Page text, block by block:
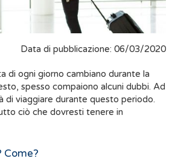
Data di pubblicazione: 06/03/2020
di ogni giorno cambiano durante la
spesso compaiono alcuni dubbi. Ad
di viaggiare durante questo periodo.
ciò che dovresti tenere in
Come?